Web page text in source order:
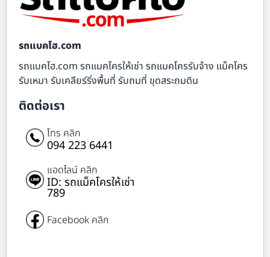
รถแบคโฮ.com
รถแบคโฮ.com รถแมคโครให้เช่า รถแมคโครรับจ้าง แม็คโคร
รับเหมา รับเคลียร์ริ่งพื้นที่ รับถมที่ ขุดสระถมดิน
ติดต่อเรา
โทร คลิก
094 223 6441
แอดไลน์ คลิก
ID: รถแม็คโครให้เช่า
789
Facebook คลิก